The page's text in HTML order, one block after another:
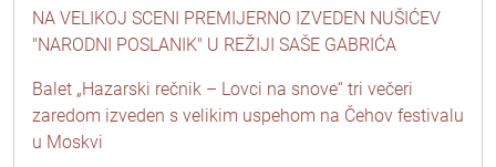
NA VELIKOJ SCENI PREMIJERNO IZVEDEN NUŠIĆEV
"NARODNI POSLANIK" U REŽIJI SAŠE GABRIĆA
Balet „Hazarski rečnik – Lovci na snove“ tri večeri
zaredom izveden s velikim uspehom na Čehov festivalu
u Moskvi